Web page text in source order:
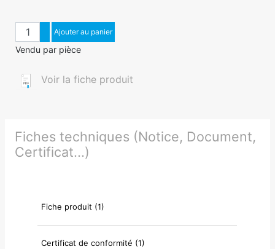
QuantitéAugmenter quantité
Diminuer quantité
Ajouter au panier
Vendu par pièce
Voir la fiche produit
Fiches techniques (Notice, Document,
Certificat...)
Fiche produit (1)
Certificat de conformité (1)